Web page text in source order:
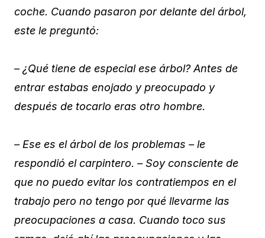
coche. Cuando pasaron por delante del árbol,
este le preguntó:
– ¿Qué tiene de especial ese árbol? Antes de
entrar estabas enojado y preocupado y
después de tocarlo eras otro hombre.
– Ese es el árbol de los problemas – le
respondió el carpintero. – Soy consciente de
que no puedo evitar los contratiempos en el
trabajo pero no tengo por qué llevarme las
preocupaciones a casa. Cuando toco sus